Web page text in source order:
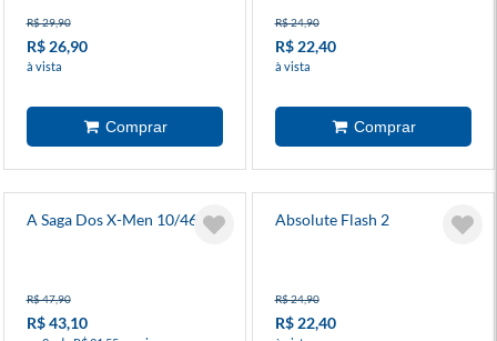
R$ 29,90
R$ 26,90
à vista
R$ 24,90
R$ 22,40
à vista
A Saga Dos X-Men 10/46
R$ 47,90
R$ 43,10
Absolute Flash 2
R$ 24,90
R$ 22,40